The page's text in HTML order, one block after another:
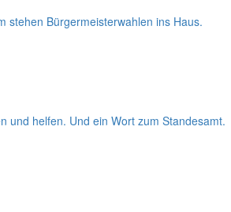
stehen Bürgermeisterwahlen ins Haus.
und helfen. Und ein Wort zum Standesamt.